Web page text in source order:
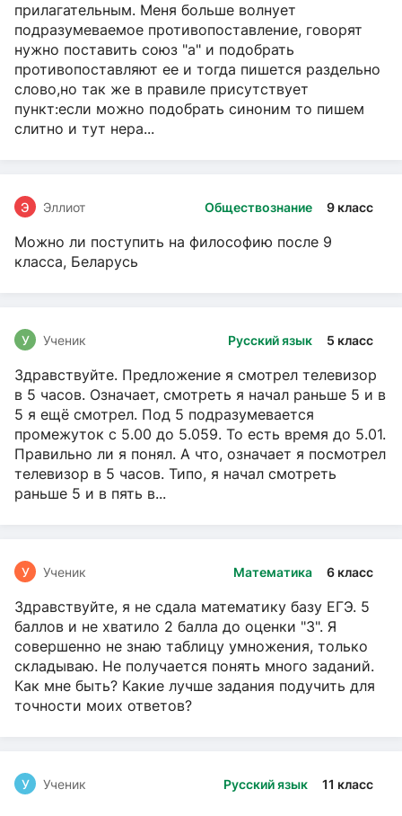
прилагательным. Меня больше волнует
подразумеваемое противопоставление, говорят
нужно поставить союз "а" и подобрать
противопоставляют ее и тогда пишется раздельно
слово,но так же в правиле присутствует
пункт:если можно подобрать синоним то пишем
слитно и тут нера...
Обществознание 9 класс
Э Эллиот
Можно ли поступить на философию после 9
класса, Беларусь
Русский язык 5 класс
У Ученик
Здравствуйте. Предложение я смотрел телевизор
в 5 часов. Означает, смотреть я начал раньше 5 и в
5 я ещё смотрел. Под 5 подразумевается
промежуток с 5.00 до 5.059. То есть время до 5.01.
Правильно ли я понял. А что, означает я посмотрел
телевизор в 5 часов. Типо, я начал смотреть
раньше 5 и в пять в...
Математика 6 класс
У Ученик
Здравствуйте, я не сдала математику базу ЕГЭ. 5
баллов и не хватило 2 балла до оценки "3". Я
совершенно не знаю таблицу умножения, только
складываю. Не получается понять много заданий.
Как мне быть? Какие лучше задания подучить для
точности моих ответов?
Русский язык 11 класс
У Ученик